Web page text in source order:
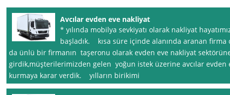
Avcılar evden eve nakliyat
* yılında mobilya sevkiyatı olarak nakliyat
başladık. kısa süre içinde alanında aranan firma
da ünlü bir firmanın taşeronu olarak evden eve nakliyat
girdik,müşterilerimizden gelen yoğun istek üzerine avcılar evden
kurmaya karar verdik. yılların birikimi